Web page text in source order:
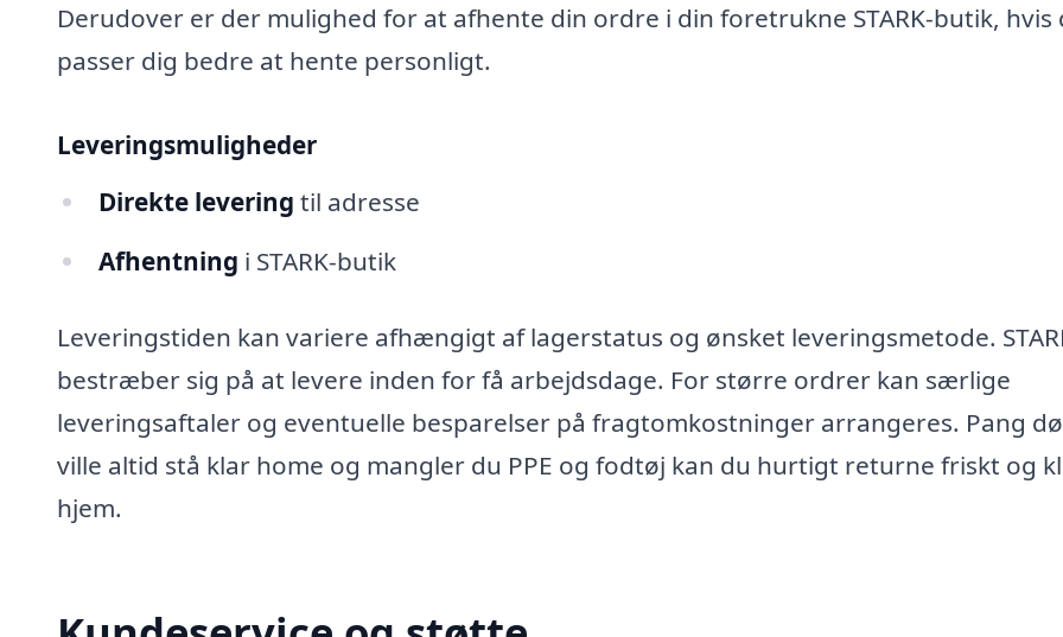
Derudover er der mulighed for at afhente din ordre i din foretrukne STARK-butik, hvis
passer dig bedre at hente personligt.
Leveringsmuligheder
Direkte levering til adresse
Afhentning i STARK-butik
Leveringstiden kan variere afhængigt af lagerstatus og ønsket leveringsmetode.
bestræber sig på at levere inden for få arbejdsdage. For større ordrer kan særlige
leveringsaftaler og eventuelle besparelser på fragtomkostninger arrangeres. Pang
ville altid stå klar home og mangler du PPE og fodtøj kan du hurtigt returne friskt og
hjem.